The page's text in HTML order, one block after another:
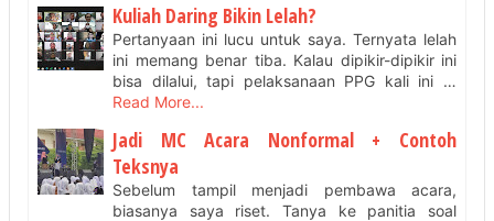
Kuliah Daring Bikin Lelah?
Pertanyaan ini lucu untuk saya. Ternyata lelah
ini memang benar tiba. Kalau dipikir-dipikir ini
bisa dilalui, tapi pelaksanaan PPG kali ini …
Read More...
Jadi MC Acara Nonformal + Contoh
Teksnya
Sebelum tampil menjadi pembawa acara,
biasanya saya riset. Tanya ke panitia soal